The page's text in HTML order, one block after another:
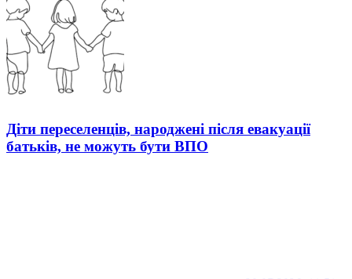
Діти переселенців, народжені після евакуації
батьків, не можуть бути ВПО